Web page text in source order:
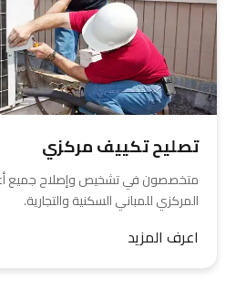
تصليح تكييف مركزي
متخصصون في تشخيص وإصلاح جميع
المركزي للمباني السكنية والتجارية.
اعرف المزيد